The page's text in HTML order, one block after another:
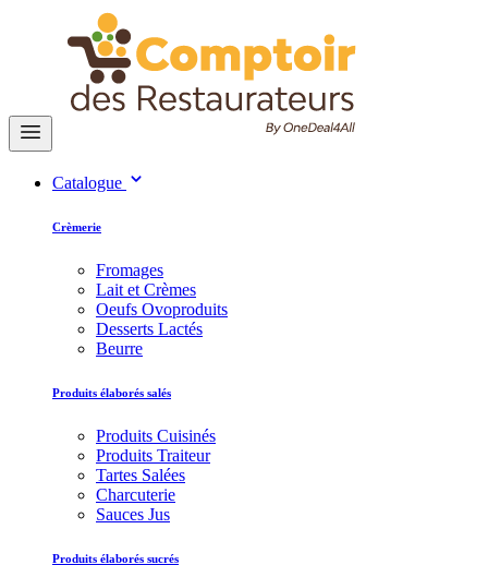
Catalogue
Crèmerie
Fromages
Lait et Crèmes
Oeufs Ovoproduits
Desserts Lactés
Beurre
Produits élaborés salés
Produits Cuisinés
Produits Traiteur
Tartes Salées
Charcuterie
Sauces Jus
Produits élaborés sucrés